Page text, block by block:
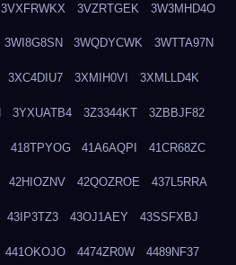
3VXFRWKX 3VZRTGEK 3W3MHD4O
3WI8G8SN 3WQDYCWK 3WTTA97N
3XC4DIU7 3XMIH0VI 3XMLLD4K
3YXUATB4 3Z3344KT 3ZBBJF82
418TPYOG 41A6AQPI 41CR68ZC
42HIOZNV 42QOZROE 437L5RRA
43IP3TZ3 43OJ1AEY 43SSFXBJ
441OKOJO 4474ZR0W 4489NF37